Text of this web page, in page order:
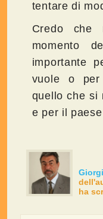
tentare di
Credo che
momento
importante
vuole o per
quello che si
e per il
ha